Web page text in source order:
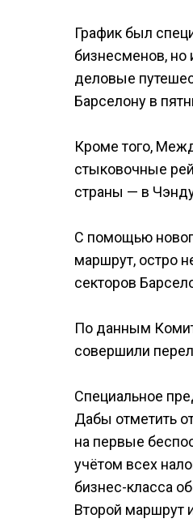
График был
бизнесменов, но
деловые
Барселону в
Кроме того,
стыковочные
страны — в
С помощью
маршрут, остро
секторов
По данным
совершили
Специальное
Дабы отметить
на первые
учётом всех
бизнес-класса
Второй маршрут